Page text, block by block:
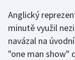
Volejbal
Ostatní
Anglický
minutě využil
navázal na
"one man show"